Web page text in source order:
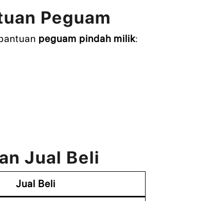
Peguam
peguam pindah milik:
Jual Beli
Jual Beli